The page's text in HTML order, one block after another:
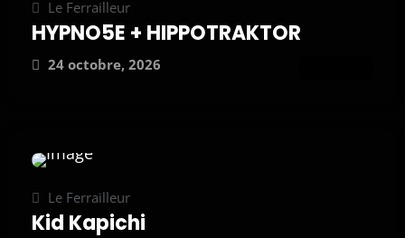
Le Ferrailleur
HYPNO5E + HIPPOTRAKTOR
24 octobre, 2026
Le Ferrailleur
Kid Kapichi